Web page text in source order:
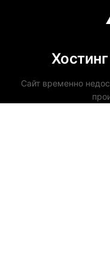
Сайт временно